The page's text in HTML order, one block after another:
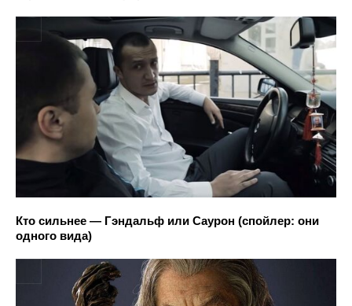
Кто сильнее — Гэндальф или Саурон (спойлер: они
одного вида)